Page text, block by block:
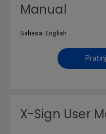
Manual
Bahasa: English
X-Sign User